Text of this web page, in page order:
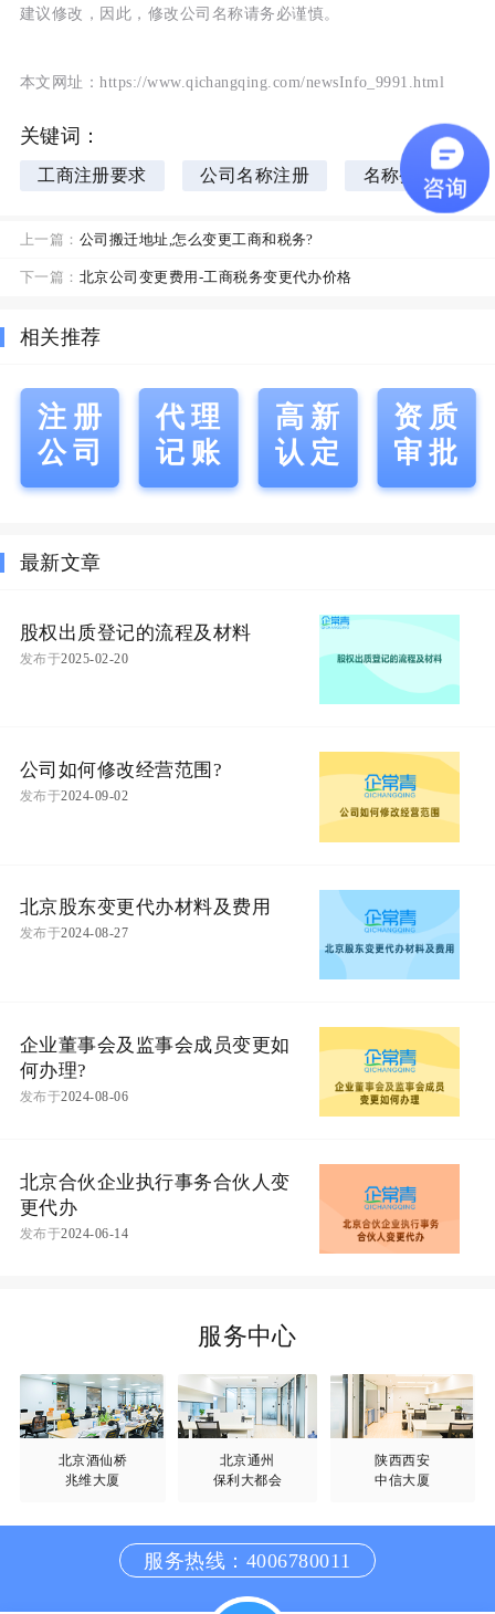
建议修改，因此，修改公司名称请务必谨慎。
本文网址：https://www.qichangqing.com/newsInfo_9991.html
关键词：
工商注册要求 公司名称注册 名称变更
上一篇： 公司搬迁地址,怎么变更工商和税务?
下一篇： 北京公司变更费用-工商税务变更代办价格
相关推荐
注册
公司
代理
记账
高新
认定
资质
审批
最新文章
股权出质登记的流程及材料
发布于2025-02-20
公司如何修改经营范围?
发布于2024-09-02
北京股东变更代办材料及费用
发布于2024-08-27
企业董事会及监事会成员变更如
何办理?
发布于2024-08-06
北京合伙企业执行事务合伙人变
更代办
发布于2024-06-14
服务中心
北京酒仙桥
兆维大厦
北京通州
保利大都会
陕西西安
中信大厦
服务热线：4006780011